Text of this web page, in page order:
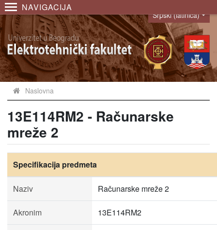
NAVIGACIJA
Language
Srpski (latinica)
Naslovna
13E114RM2 - Računarske
mreže 2
Specifikacija predmeta
Naziv Računarske mreže 2
Akronim 13E114RM2